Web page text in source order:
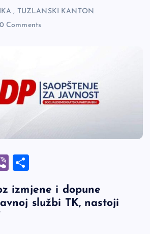
, TUZLANSKI KANTON
0 Comments
Vi
er ar
e
izmjene i dopune
službi TK, nastoji